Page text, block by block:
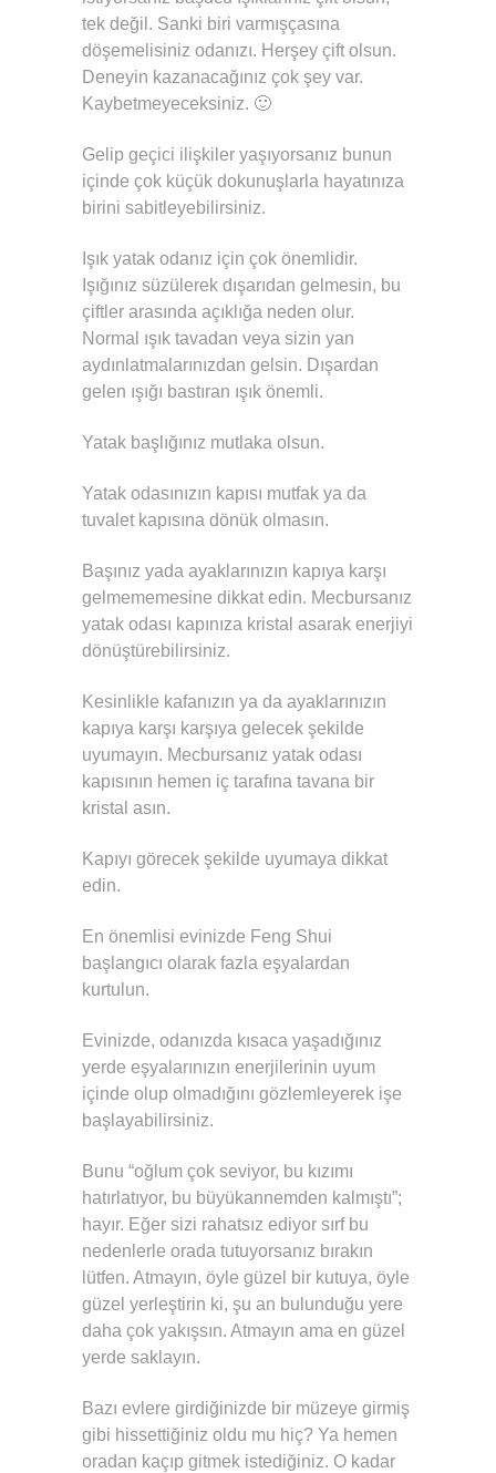
tek değil. Sanki biri varmışçasına
döşemelisiniz odanızı. Herşey çift olsun.
Deneyin kazanacağınız çok şey var.
Kaybetmeyeceksiniz. 🙂
Gelip geçici ilişkiler yaşıyorsanız bunun
içinde çok küçük dokunuşlarla hayatınıza
birini sabitleyebilirsiniz.
Işık yatak odanız için çok önemlidir.
Işığınız süzülerek dışarıdan gelmesin, bu
çiftler arasında açıklığa neden olur.
Normal ışık tavadan veya sizin yan
aydınlatmalarınızdan gelsin. Dışardan
gelen ışığı bastıran ışık önemli.
Yatak başlığınız mutlaka olsun.
Yatak odasınızın kapısı mutfak ya da
tuvalet kapısına dönük olmasın.
Başınız yada ayaklarınızın kapıya karşı
gelmememesine dikkat edin. Mecbursanız
yatak odası kapınıza kristal asarak enerjiyi
dönüştürebilirsiniz.
Kesinlikle kafanızın ya da ayaklarınızın
kapıya karşı karşıya gelecek şekilde
uyumayın. Mecbursanız yatak odası
kapısının hemen iç tarafına tavana bir
kristal asın.
Kapıyı görecek şekilde uyumaya dikkat
edin.
En önemlisi evinizde Feng Shui
başlangıcı olarak fazla eşyalardan
kurtulun.
Evinizde, odanızda kısaca yaşadığınız
yerde eşyalarınızın enerjilerinin uyum
içinde olup olmadığını gözlemleyerek işe
başlayabilirsiniz.
Bunu “oğlum çok seviyor, bu kızımı
hatırlatıyor, bu büyükannemden kalmıştı”;
hayır. Eğer sizi rahatsız ediyor sırf bu
nedenlerle orada tutuyorsanız bırakın
lütfen. Atmayın, öyle güzel bir kutuya, öyle
güzel yerleştirin ki, şu an bulunduğu yere
daha çok yakışsın. Atmayın ama en güzel
yerde saklayın.
Bazı evlere girdiğinizde bir müzeye girmiş
gibi hissettiğiniz oldu mu hiç? Ya hemen
oradan kaçıp gitmek istediğiniz. O kadar